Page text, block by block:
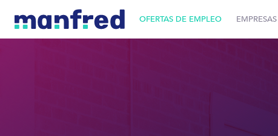
OFERTAS DE EMPLEO EMPRESAS